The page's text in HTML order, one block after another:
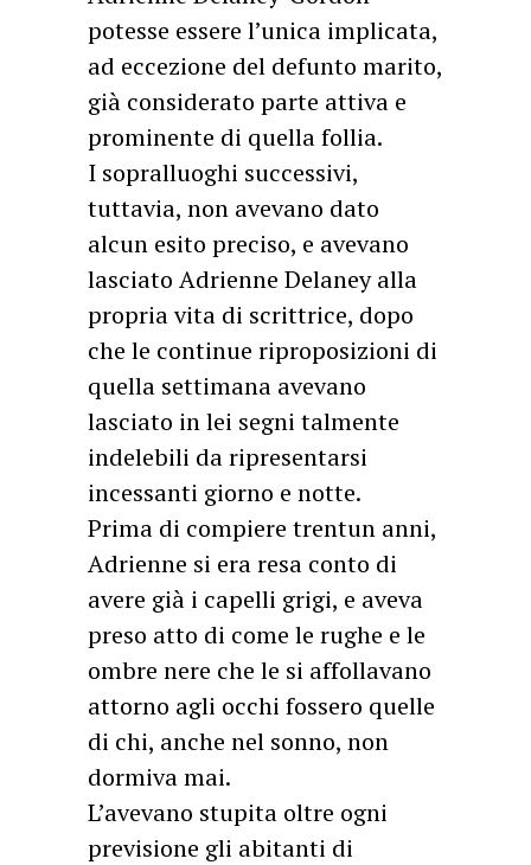
potesse essere l’unica implicata,
ad eccezione del defunto marito,
già considerato parte attiva e
prominente di quella follia.
I sopralluoghi successivi,
tuttavia, non avevano dato
alcun esito preciso, e avevano
lasciato Adrienne Delaney alla
propria vita di scrittrice, dopo
che le continue riproposizioni di
quella settimana avevano
lasciato in lei segni talmente
indelebili da ripresentarsi
incessanti giorno e notte.
Prima di compiere trentun anni,
Adrienne si era resa conto di
avere già i capelli grigi, e aveva
preso atto di come le rughe e le
ombre nere che le si affollavano
attorno agli occhi fossero quelle
di chi, anche nel sonno, non
dormiva mai.
L’avevano stupita oltre ogni
previsione gli abitanti di